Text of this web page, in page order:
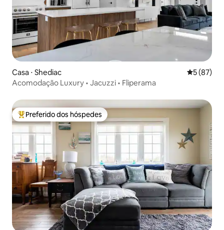
Casa ⋅ Shediac 5 de uma
5 (87)
Acomodação Luxury • Jacuzzi • Fliperama
Entre os melhores preferidos dos hóspedes
Preferido dos hóspedes